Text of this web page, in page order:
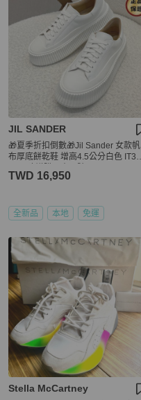
JIL SANDER
🎁夏季折扣倒數🎁Jil Sander 女款帆
布厚底餅乾鞋 增高4.5公分白色 IT37/
TWD 16,950
全新品 本地 免運
Stella McCartney